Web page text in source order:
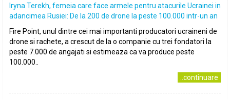
Iryna Terekh, femeia care face armele pentru atacurile Ucrainei in
adancimea Rusiei: De la 200 de drone la peste 100.000 intr-un an
Fire Point, unul dintre cei mai importanti producatori ucraineni de
drone si rachete, a crescut de la o companie cu trei fondatori la
peste 7.000 de angajati si estimeaza ca va produce peste
100.000..
..continuare